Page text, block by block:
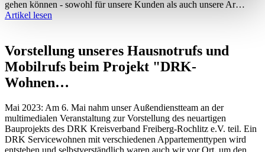
gehen können - sowohl für unsere Kunden als auch unsere Ar…
Artikel lesen
Vorstellung unseres Hausnotrufs und
Mobilrufs beim Projekt "DRK-
Wohnen…
Mai 2023: Am 6. Mai nahm unser Außendienstteam an der
multimedialen Veranstaltung zur Vorstellung des neuartigen
Bauprojekts des DRK Kreisverband Freiberg-Rochlitz e.V. teil. Ein
DRK Servicewohnen mit verschiedenen Appartementtypen wird
entstehen und selbstverständlich waren auch wir vor Ort, um den